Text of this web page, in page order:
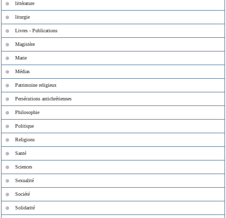
littérature
liturgie
Livres - Publications
Magistère
Marie
Médias
Patrimoine religieux
Persécutions antichrétiennes
Philosophie
Politique
Religions
Santé
Sciences
Sexualité
Société
Solidarité